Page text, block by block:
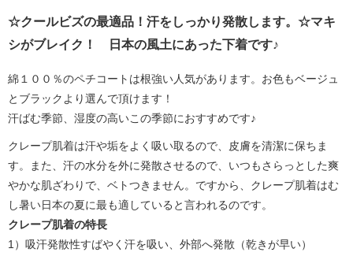
☆クールビズの最適品！汗をしっかり発散します。☆マキ
シがブレイク！ 日本の風土にあった下着です♪
綿１００％のペチコートは根強い人気があります。お色もベージュ
とブラックより選んで頂けます！
汗ばむ季節、湿度の高いこの季節におすすめです♪
クレープ肌着は汗や垢をよく吸い取るので、皮膚を清潔に保ちま
す。また、汗の水分を外に発散させるので、いつもさらっとした爽
やかな肌ざわりで、ベトつきません。ですから、クレープ肌着はむ
し暑い日本の夏に最も適していると言われるのです。
クレープ肌着の特長
1）吸汗発散性すばやく汗を吸い、外部へ発散（乾きが早い）